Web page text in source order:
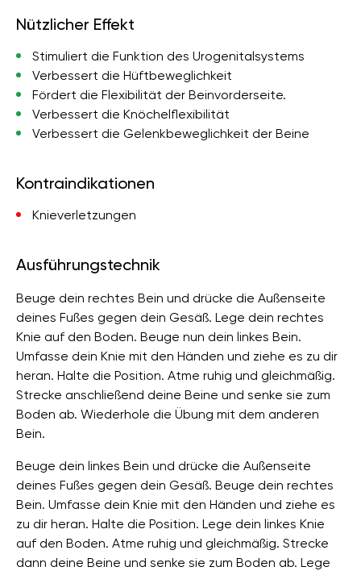
Nützlicher Effekt
Stimuliert die Funktion des Urogenitalsystems
Verbessert die Hüftbeweglichkeit
Fördert die Flexibilität der Beinvorderseite.
Verbessert die Knöchelflexibilität
Verbessert die Gelenkbeweglichkeit der Beine
Kontraindikationen
Knieverletzungen
Ausführungstechnik
Beuge dein rechtes Bein und drücke die Außenseite
deines Fußes gegen dein Gesäß. Lege dein rechtes
Knie auf den Boden. Beuge nun dein linkes Bein.
Umfasse dein Knie mit den Händen und ziehe es zu dir
heran. Halte die Position. Atme ruhig und gleichmäßig.
Strecke anschließend deine Beine und senke sie zum
Boden ab. Wiederhole die Übung mit dem anderen
Bein.
Beuge dein linkes Bein und drücke die Außenseite
deines Fußes gegen dein Gesäß. Beuge dein rechtes
Bein. Umfasse dein Knie mit den Händen und ziehe es
zu dir heran. Halte die Position. Lege dein linkes Knie
auf den Boden. Atme ruhig und gleichmäßig. Strecke
dann deine Beine und senke sie zum Boden ab. Lege